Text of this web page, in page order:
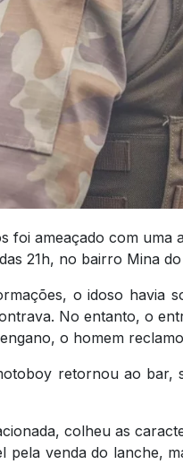
foi ameaçado com
21h, no bairro Mina
o idoso havia
No entanto, o
o homem
retornou ao bar,
colheu as
pela venda do lanche,